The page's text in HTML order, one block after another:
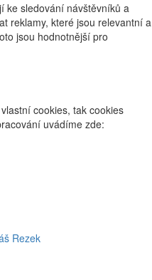
ke sledování návštěvníků a
reklamy, které jsou relevantní a
jsou hodnotnější pro
cookies, tak cookies
uvádíme zde:
Rezek